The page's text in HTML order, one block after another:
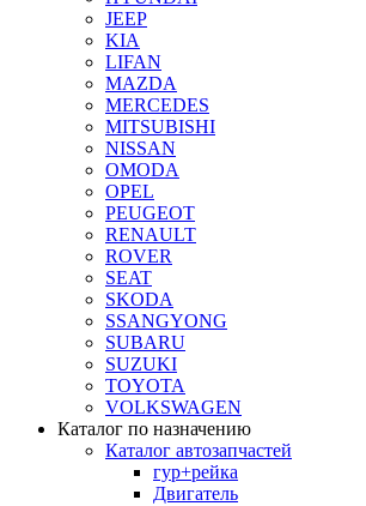
JEEP
KIA
LIFAN
MAZDA
MERCEDES
MITSUBISHI
NISSAN
OMODA
OPEL
PEUGEOT
RENAULT
ROVER
SEAT
SKODA
SSANGYONG
SUBARU
SUZUKI
TOYOTA
VOLKSWAGEN
Каталог по назначению
Каталог автозапчастей
гур+рейка
Двигатель